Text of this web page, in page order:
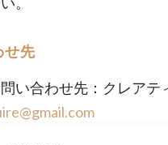
せ先
い合わせ先：クレアテ